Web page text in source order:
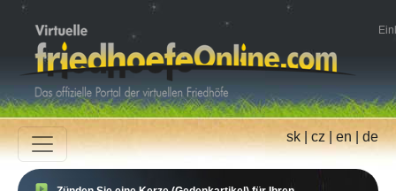
sk|cz|en|de